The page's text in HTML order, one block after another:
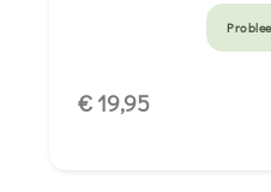
€ 19,95